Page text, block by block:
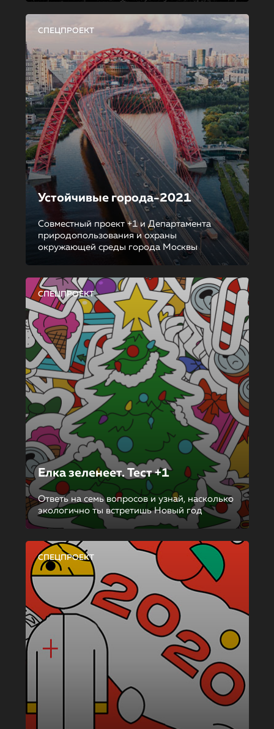
СПЕЦПРОЕКТ
Устойчивые города-2021
Совместный проект +1 и Департамента
природопользования и охраны
окружающей среды города Москвы
СПЕЦПРОЕКТ
Елка зеленеет. Тест +1
Ответь на семь вопросов и узнай, насколько
экологично ты встретишь Новый год
СПЕЦПРОЕКТ